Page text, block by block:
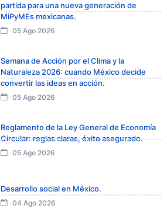
partida para una nueva generación de
MiPyMEs mexicanas.
05 Ago 2026
Semana de Acción por el Clima y la
Naturaleza 2026: cuando México decide
convertir las ideas en acción.
05 Ago 2026
Reglamento de la Ley General de Economía
Circular: reglas claras, éxito asegurado.
05 Ago 2026
Desarrollo social en México.
04 Ago 2026